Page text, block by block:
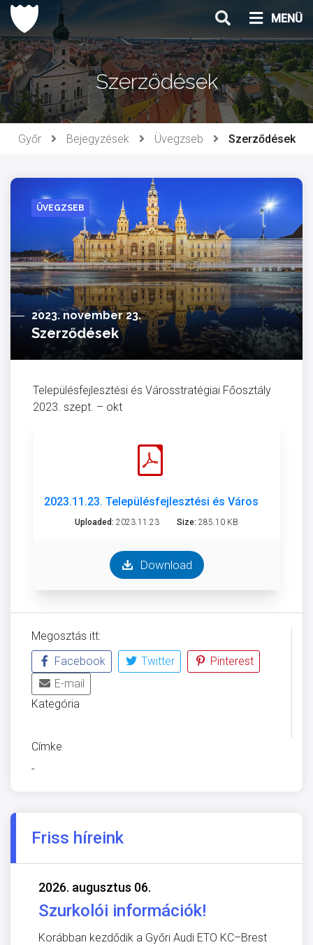
Ugrás
tartalomhoz
MENÜ
Szerződések
Győr Bejegyzések Üvegzseb Szerződések
ÜVEGZSEB
2023. november 23.
Szerződések
Településfejlesztési és Városstratégiai Főosztály
2023. szept. – okt
2023.11.23. Településfejlesztési és Városstratégiai
Uploaded: 2023.11.23 Size: 285.10 KB
Download
Megosztás itt:
Facebook
Twitter
Pinterest
E-mail
Kategória
Címke
-
Friss híreink
2026. augusztus 06.
Szurkolói információk!
Korábban kezdődik a Győri Audi ETO KC–Brest